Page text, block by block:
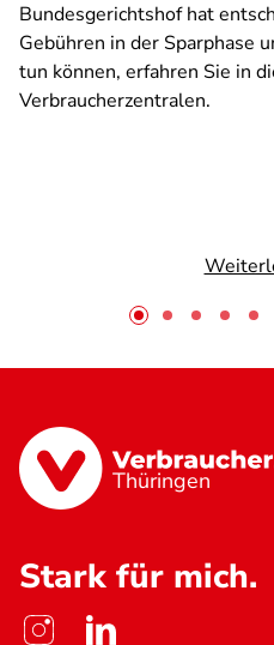
Bundesgerichtshof hat
Gebühren in der Sparphase
tun können, erfahren Sie in
Verbraucherzentralen.
Thüringen
Stark für mich.